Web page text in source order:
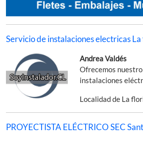
Servicio de instalaciones electricas
Andrea Valdés
Ofrecemos
instalaciones
Localidad de La
PROYECTISTA ELÉCTRICO SEC